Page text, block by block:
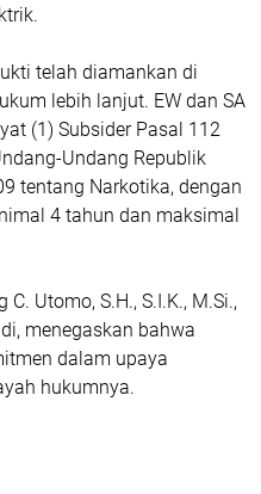
telah diamankan di
lebih lanjut. EW dan SA
(1) Subsider Pasal 112
Undang Republik
tentang Narkotika, dengan
4 tahun dan maksimal
Utomo, S.H., S.I.K., M.Si.,
menegaskan bahwa
dalam upaya
hukumnya.